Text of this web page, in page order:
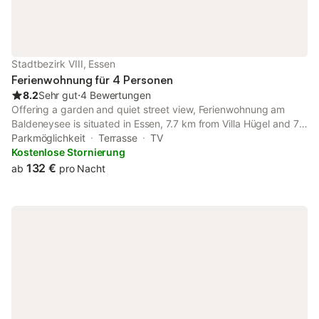
Stadtbezirk VIII, Essen
Ferienwohnung für 4 Personen
8.2Sehr gut⋅4 Bewertungen
Offering a garden and quiet street view, Ferienwohnung am
Baldeneysee is situated in Essen, 7.7 km from Villa Hügel and 7.9
km from Fair Essen. The property features river and garden
views, and is 5.5 km from Kunsthaus Essen.
Parkmöglichkeit Terrasse
TV
Kostenlose Stornierung
ab 132 € pro Nacht